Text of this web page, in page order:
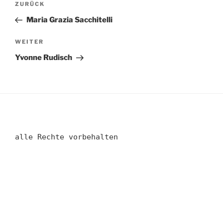
Vorheriger
Beitrag
ZURÜCK
Maria Grazia Sacchitelli
Nächster
Beitrag
WEITER
Yvonne Rudisch
alle Rechte vorbehalten